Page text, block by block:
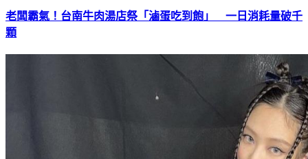
老闆霸氣！台南牛肉湯店祭「滷蛋吃到飽」 一日消耗量破千
顆